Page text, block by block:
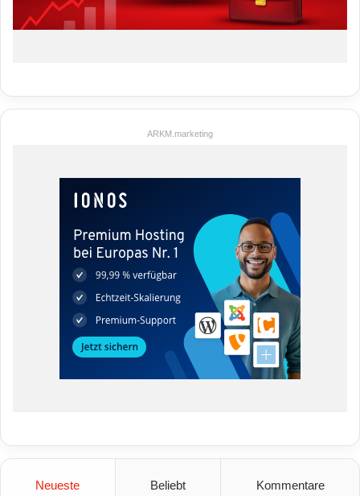
ARKM.marketing
Neueste Beliebt Kommentare